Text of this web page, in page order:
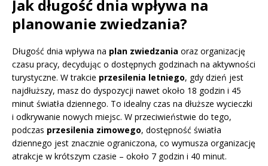
Jak długość dnia wpływa na
planowanie zwiedzania?
Długość dnia wpływa na plan zwiedzania oraz organizację
czasu pracy, decydując o dostępnych godzinach na aktywności
turystyczne. W trakcie przesilenia letniego, gdy dzień jest
najdłuższy, masz do dyspozycji nawet około 18 godzin i 45
minut światła dziennego. To idealny czas na dłuższe wycieczki
i odkrywanie nowych miejsc. W przeciwieństwie do tego,
podczas przesilenia zimowego, dostępność światła
dziennego jest znacznie ograniczona, co wymusza organizację
atrakcje w krótszym czasie – około 7 godzin i 40 minut.